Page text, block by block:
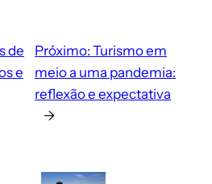
mails sobre novos posts.
de
e
Próximo: Turismo em
meio a uma pandemia:
reflexão e expectativa
→